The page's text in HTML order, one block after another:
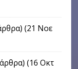
(21 Νοε
(16 Οκτ